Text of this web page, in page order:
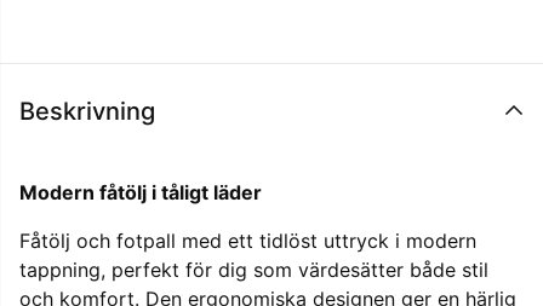
Beskrivning
Modern fåtölj i tåligt läder
Fåtölj och fotpall med ett tidlöst uttryck i modern
tappning, perfekt för dig som värdesätter både stil
och komfort. Den ergonomiska designen ger en härlig